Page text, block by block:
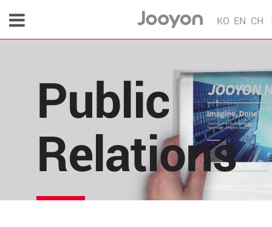
KO EN CH
Public
Relations